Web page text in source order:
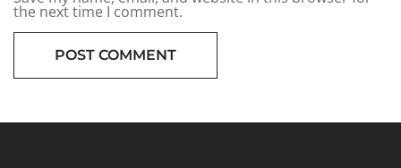
the next time I comment.